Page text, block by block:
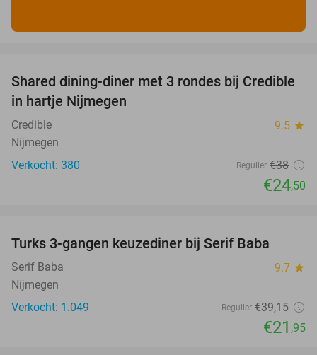
36%
Shared dining-diner met 3 rondes bij Credible
in hartje Nijmegen
Credible 9.5 star
Nijmegen
Verkocht: 380
Regulier €38
€24,50
Turks 3-gangen keuzediner bij Serif Baba
Serif Baba 9.7 star
Nijmegen
Verkocht: 1.049
Regulier €39,15
€21 ,95